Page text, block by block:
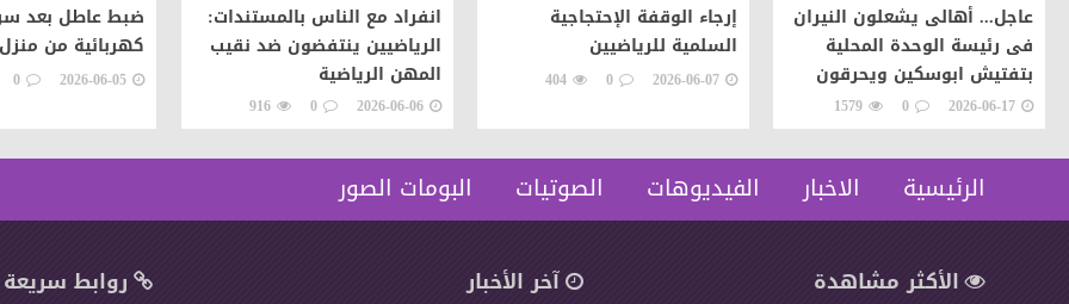
عاجل... أهالى يشعلون النيران
فى رئيسة الوحدة المحلية
بتفتيش ابوسكين ويحرقون
سيارتها اعتراضات على تنفيذ
قرار إزالة..
2026-06-17
0
1579
إرجاء الوقفة الإحتجاجية
السلمية للرياضيين
2026-06-07
0
404
انفراد مع الناس بالمستندات:
الرياضيين ينتفضون ضد نقيب
المهن الرياضية
2026-06-06
0
916
ضبط عاطل بعد
كهربائية من منزل
2026-06-05
0
الرئيسية الاخبار الفيديوهات الصوتيات البومات الصور
الأكثر مشاهدة آخر الأخبار روابط سريعة